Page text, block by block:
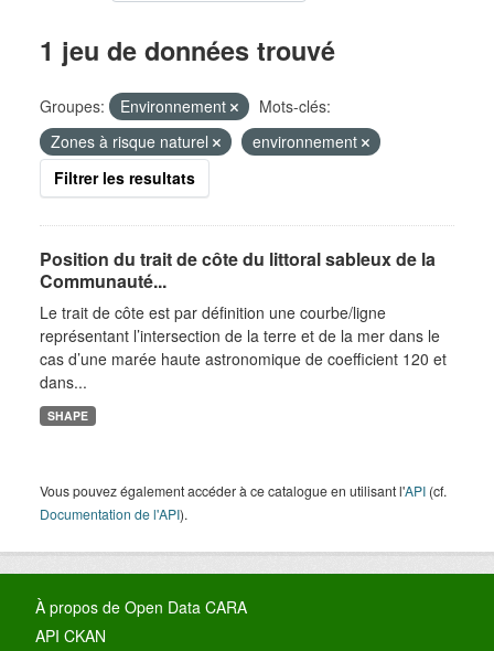
1 jeu de données trouvé
Groupes: Environnement
Mots-clés:
Zones à risque naturel
environnement
Filtrer les resultats
Position du trait de côte du littoral sableux de la
Communauté...
Le trait de côte est par définition une courbe/ligne
représentant l’intersection de la terre et de la mer dans le
cas d’une marée haute astronomique de coefficient 120 et
dans...
SHAPE
Vous pouvez également accéder à ce catalogue en utilisant l'API (cf.
Documentation de l'API).
À propos de Open Data CARA
API CKAN